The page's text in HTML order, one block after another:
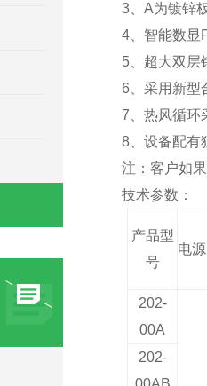
3、A为镀锌
4、 智能数显
5、超大双层
6、采用新型
7、热风循环
8、设备配有
注：客户如
技术参数：
产品型
号
电源
202-
00A
202-